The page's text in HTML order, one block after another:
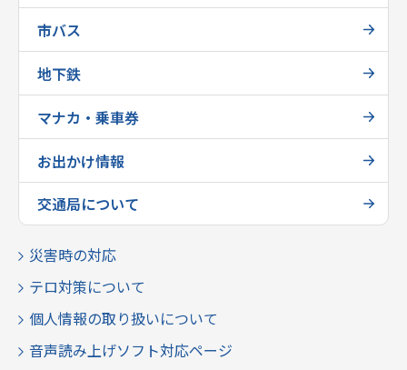
市バス
地下鉄
マナカ・乗車券
お出かけ情報
交通局について
災害時の対応
テロ対策について
個人情報の取り扱いについて
音声読み上げソフト対応ページ